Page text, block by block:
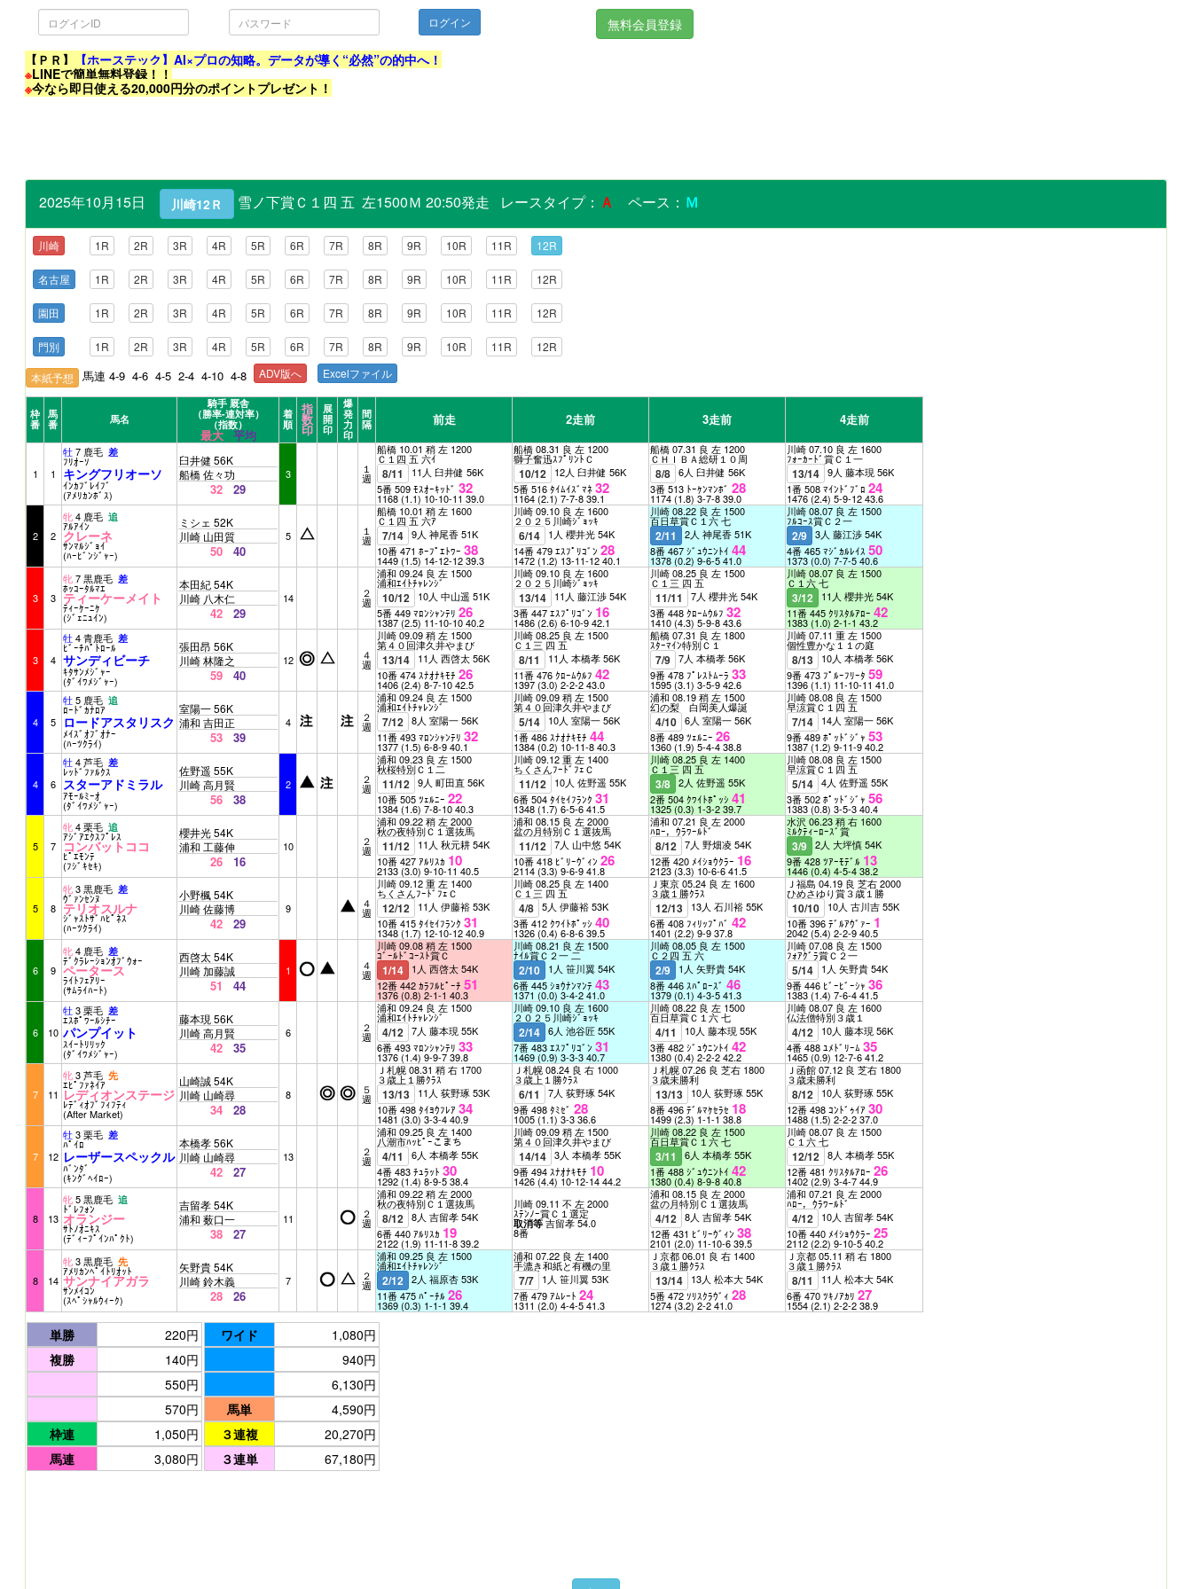
ロ
グ
イ
ID
パ
ス
ワ
ド
無料会員登録
【ＰＲ】
【ホーステック】AI×プロの知略。データが導く“必然”の的中へ！
※LINEで簡単無料登録！！
※今なら即日使える20,000円分のポイントプレゼント！
2025年10月15日 川崎12Ｒ 雪ノ下賞Ｃ１四 五 左1500Ｍ 20:50発走 レースタイプ： Ａ ペース： Ｍ
川崎 1R 2R 3R 4R 5R 6R 7R 8R 9R 10R 11R 12R
名古屋 1R 2R 3R 4R 5R 6R 7R 8R 9R 10R 11R 12R
園田 1R 2R 3R 4R 5R 6R 7R 8R 9R 10R 11R 12R
門別 1R 2R 3R 4R 5R 6R 7R 8R 9R 10R 11R 12R
本紙予想 馬連 4-9 4-6 4-5 2-4 4-10 4-8 ADV版へ Excelファイル
枠
番
馬
番
馬名
騎手 厩舎
（勝率-連対率）
（指数）
最大 平均
着
順
指
数
印
展
開
印
爆
発
力
印
間
隔
前走 2走前 3走前 4走前
1 1
牡7 鹿毛差
ﾌﾘｵｰｿ
キングフリオーソ
ｲﾝｶﾌﾞﾚｲﾌﾞ
(ｱﾒﾘｶﾝﾎﾞｽ)
臼井健 56K
船橋 佐々功
32 29
3 １
週
船橋 10.01 稍 左 1200
Ｃ１四 五 六ｲ
8/11
11人 臼井健 56K
5番 509 ﾓｽｵｰｷｯﾄﾞ32
1168(1.1) 10-10-11 39.0
船橋 08.31 良 左 1200
獅子奮迅ｽﾌﾟﾘﾝﾄＣ
10/12
12人 臼井健 56K
5番 516 ﾀｲﾑｲｽﾞﾏﾈ32
1164(2.1) 7-7-839.1
船橋 07.31 良 左 1200
ＣＨＩＢＡ総研１０周
8/8 6人 臼井健 56K
3番 513 ﾄｰｹﾝﾏﾝﾎﾞ28
1174(1.8) 3-7-839.0
川崎 07.10 良 左 1600
ﾌｫｰｶｰﾄﾞ賞Ｃ１一
13/14 9人 藤本現 56K
1番 508 ﾏｲﾝﾄﾞﾌﾞﾛ24
1476(2.4) 5-9-1243.6
2 2
牝4 鹿毛追
ｱﾙｱｲﾝ
クレーネ
ｻﾝﾏﾙｼﾞｮｲ
(ﾊｰﾋﾞﾝｼﾞｬｰ)
ミシェ 52K
川崎 山田質
50 40
5 １
週
船橋 10.01 稍 左 1600
Ｃ１四 五 六ｱ
7/14 9人 神尾香 51K
10番 471 ﾎｰﾌﾟｴﾄﾜｰ38
1449(1.5) 14-12-1239.3
川崎 09.10 良 左 1600
２０２５川崎ｼﾞｮｯｷ
6/14
1人 櫻井光 54K
14番 479 ｴｽﾌﾟﾘｺﾞﾝ28
1472(1.2) 13-11-1240.1
川崎 08.22 良 左 1500
百日草賞Ｃ１六 七
2/11
2人 神尾香 51K
8番 467 ｼﾞｭｳﾆﾝﾄｲ44
1378(0.2) 9-6-541.0
川崎 08.07 良 左 1500
ﾌﾙｺｰｽ賞Ｃ２一
2/9 3人 藤江渉 54K
4番 465 ﾏｼﾞｶﾙﾚｲｽ50
1373(0.0) 7-7-540.6
3 3
牝7 黒鹿毛差
ﾎｯｺｰﾀﾙﾏｴ
ティーケーメイト
ﾃｨｰｹｰﾆｹ
(ｼﾞｪﾆｭｲﾝ)
本田紀 54K
川崎 八木仁
42 29
14 ２
週
浦和 09.24 良 左 1500
浦和ｴｲﾄﾁｬﾚﾝｼﾞ
10/12
10人 中山遥 51K
5番 449 ﾏﾛﾝｼｬﾝﾃﾘ26
1387(2.5) 11-10-1040.2
川崎 09.10 良 左 1600
２０２５川崎ｼﾞｮｯｷ
13/14
11人 藤江渉 54K
3番 447 ｴｽﾌﾟﾘｺﾞﾝ 16
1486(2.6) 6-10-942.1
川崎 08.25 良 左 1500
Ｃ１三 四 五
11/11
7人 櫻井光 54K
3番 448 ｸﾛｰﾑｳﾙﾌ32
1410(4.3) 5-9-843.6
川崎 08.07 良 左 1500
Ｃ１六 七
3/12
11人 櫻井光 54K
11番 445 ｸﾘｽﾀﾙｱﾛｰ42
1383(1.0) 2-1-1 43.2
3 4
牡4 青鹿毛差
ﾋﾞｰﾁﾊﾟﾄﾛｰﾙ
サンディビーチ
ｷﾀｻﾝﾒｼﾞｬｰ
(ﾀﾞｲﾜﾒｼﾞｬｰ)
張田昂 56K
川崎 林隆之
59 40
12 ４
週
川崎 09.09 稍 左 1500
第４０回津久井やまび
13/14
11人 西啓太 56K
10番 474 ｽﾅｵﾅｷﾓﾁ26
1406(2.4) 8-7-1042.5
川崎 08.25 良 左 1500
Ｃ１三 四 五
8/11
11人 本橋孝 56K
11番 476 ｸﾛｰﾑｳﾙﾌ42
1397(3.0) 2-2-243.0
船橋 07.31 良 左 1800
ｽﾀｰﾏｲﾝ特別Ｃ１
7/9 7人 本橋孝 56K
9番 478 ﾌﾟﾚｽﾄﾑｰﾗ33
1595(3.1) 3-5-942.6
川崎 07.11 重 左 1500
個性豊かな１１の庭
8/13
10人 本橋孝 56K
9番 473 ﾌﾟﾙｰﾌﾘｰﾀ59
1396(1.1) 11-10-11 41.0
4 5
牡5 鹿毛追
ﾛｰﾄﾞｶﾅﾛｱ
ロードアスタリスク
ﾒｲｽﾞｵﾌﾞｵﾅｰ
(ﾊｰﾂｸﾗｲ)
室陽一 56K
浦和 吉田正
53 39
4 ２
週
浦和 09.24 良 左 1500
浦和ｴｲﾄﾁｬﾚﾝｼﾞ
7/12 8人 室陽一 56K
11番 493 ﾏﾛﾝｼｬﾝﾃﾘ32
1377(1.5) 6-8-940.1
川崎 09.09 稍 左 1500
第４０回津久井やまび
5/14
10人 室陽一 56K
1番 486 ｽﾅｵﾅｷﾓﾁ44
1384(0.2) 10-11-840.3
浦和 08.19 稍 左 1500
幻の梨 白岡美人爆誕
4/10 6人 室陽一 56K
8番 489 ﾂｪﾙﾆｰ26
1360(1.9) 5-4-438.8
川崎 08.08 良 左 1500
早涼賞Ｃ１四 五
7/14
14人 室陽一 56K
9番 489 ﾎﾟｯﾄﾞｼﾞｬ53
1387(1.2) 9-11-940.2
4 6
牡4 芦毛差
ﾚｯﾄﾞﾌｧﾙｸｽ
スターアドミラル
ｱﾓｰﾙﾐｰｵ
(ﾀﾞｲﾜﾒｼﾞｬｰ)
佐野遥 55K
川崎 高月賢
56 38
2 ２
週
浦和 09.23 良 左 1500
秋桜特別Ｃ１二
11/12 9人 町田直 56K
10番 505 ﾂｪﾙﾆｰ22
1384(1.6) 7-8-1040.3
川崎 09.12 重 左 1400
ちくさんﾌｰﾄﾞﾌｪＣ
11/12
10人 佐野遥 55K
6番 504 ﾀｲｾｲﾌﾗﾝｸ31
1348(1.7) 6-5-641.5
川崎 08.25 良 左 1400
Ｃ１三 四 五
3/8 2人 佐野遥 55K
2番 504 ｸﾜｲﾄﾎﾟｯｼ41
1325(0.3) 1-3-239.7
川崎 08.08 良 左 1500
早涼賞Ｃ１四 五
5/14 4人 佐野遥 55K
3番 502 ﾎﾟｯﾄﾞｼﾞｬ56
1383(0.8) 3-5-340.4
5 7
牝4 栗毛追
ｱｼﾞｱｴｸｽﾌﾟﾚｽ
コンバットココ
ﾋﾟｴﾓﾝﾃ
(ﾌｼﾞｷｾｷ)
櫻井光 54K
浦和 工藤伸
26 16
10 ２
週
浦和 09.22 稍 左 2000
秋の夜特別Ｃ１選抜馬
11/12
11人 秋元耕 54K
10番 427 ｱﾙﾘｽｶ 10
2133(3.0) 9-10-11 40.5
浦和 08.15 良 左 2000
盆の月特別Ｃ１選抜馬
11/12 7人 山中悠 54K
10番 418 ﾋﾞﾘｰｳﾞｨﾝ26
2114(3.3) 9-6-941.8
浦和 07.21 良 左 2000
ﾊﾛｰ，ｳﾗﾜｰﾙﾄﾞ
8/12 7人 野畑凌 54K
12番 420 ﾒｲｼｮｳｸﾗｰ 16
2123(3.3) 10-6-641.5
水沢 06.23 稍 右 1600
ﾐﾙｸﾃｨｰﾛｰｽﾞ賞
3/9 2人 大坪慎 54K
9番 428 ﾂｱｰﾓﾃﾞﾙ 13
1446(0.4) 4-5-438.2
5 8
牝3 黒鹿毛差
ｳﾞｧﾝｾﾝﾇ
テリオスルナ
ｼﾞｬｽﾄｻﾞﾊﾋﾟﾈｽ
(ﾊｰﾂｸﾗｲ)
小野楓 54K
川崎 佐藤博
42 29
9 ４
週
川崎 09.12 重 左 1400
ちくさんﾌｰﾄﾞﾌｪＣ
12/12
11人 伊藤裕 53K
10番 415 ﾀｲｾｲﾌﾗﾝｸ31
1348(1.7) 12-10-1240.9
川崎 08.25 良 左 1400
Ｃ１三 四 五
4/8 5人 伊藤裕 53K
3番 412 ｸﾜｲﾄﾎﾟｯｼ40
1326(0.4) 6-8-639.5
Ｊ東京 05.24 良 左 1600
３歳１勝ｸﾗｽ
12/13
13人 石川裕 55K
6番 408 ﾌｨﾘｯﾌﾟﾊﾞ42
1401(2.2) 9-937.8
Ｊ福島 04.19 良 芝右 2000
ひめさゆり賞３歳１勝
10/10
10人 古川吉 55K
10番 396 ﾃﾞﾙｱｳﾞｧｰ 1
2042(5.4) 2-2-940.5
6 9
牝4 鹿毛差
ﾃﾞｸﾗﾚｰｼｮﾝｵﾌﾞｳｫｰ
ペータース
ﾗｲﾄﾌｪｱﾘｰ
(ｻﾑﾗｲﾊｰﾄ)
西啓太 54K
川崎 加藤誠
51 44
1 ４
週
川崎 09.08 稍 左 1500
ｺﾞｰﾙﾄﾞｺｰｽﾄ賞Ｃ
1/14
1人 西啓太 54K
12番 442 ｶﾗﾌﾙﾋﾟｰﾁ51
1376(0.8) 2-1-1 40.3
川崎 08.21 良 左 1500
ﾅｲﾙ賞Ｃ２一 二
2/10
1人 笹川翼 54K
6番 445 ｼｮｳﾅﾝﾏﾝﾃ43
1371(0.0) 3-4-241.0
川崎 08.05 良 左 1500
Ｃ２四 五 六
2/9
1人 矢野貴 54K
8番 446 ｽﾊﾟﾛｰｽﾞ46
1379(0.1) 4-3-541.3
川崎 07.08 良 左 1500
ﾌｫｱｸﾞﾗ賞Ｃ２一
5/14
1人 矢野貴 54K
9番 446 ﾋﾞｰﾋﾞｰｼｬ36
1383(1.4) 7-6-441.5
6 10
牡3 栗毛差
ｴｽﾎﾟﾜｰﾙｼﾁｰ
パンプイット
ｽｲｰﾄﾘﾘｯｸ
(ﾀﾞｲﾜﾒｼﾞｬｰ)
藤本現 56K
川崎 高月賢
42 35
6 ２
週
浦和 09.24 良 左 1500
浦和ｴｲﾄﾁｬﾚﾝｼﾞ
4/12 7人 藤本現 55K
6番 493 ﾏﾛﾝｼｬﾝﾃﾘ33
1376(1.4) 9-9-739.8
川崎 09.10 良 左 1600
２０２５川崎ｼﾞｮｯｷ
2/14 6人 池谷匠 55K
7番 483 ｴｽﾌﾟﾘｺﾞﾝ31
1469(0.9) 3-3-340.7
川崎 08.22 良 左 1500
百日草賞Ｃ１六 七
4/11
10人 藤本現 55K
3番 482 ｼﾞｭｳﾆﾝﾄｲ42
1380(0.4) 2-2-242.2
川崎 08.07 良 左 1600
仏法僧特別３歳１
4/12
10人 藤本現 56K
4番 488 ﾕﾒﾄﾞﾘｰﾑ35
1465(0.9) 12-7-641.2
7 11
牝3 芦毛先
ｴﾋﾟﾌｧﾈｲｱ
レディオンステージ
ﾚﾃﾞｨｵﾌﾞﾌｨﾌﾃｨ
(After Market)
山崎誠 54K
川崎 山崎尋
34 28
8 ５
週
Ｊ札幌 08.31 稍 右 1700
３歳上１勝ｸﾗｽ
13/13
11人 荻野琢 53K
10番 498 ﾀｲﾖｳﾌﾚｱ34
1481(3.0)3-3-440.9
Ｊ札幌 08.24 良 右 1000
３歳上１勝ｸﾗｽ
6/11
7人 荻野琢 54K
9番 498 ﾀﾐｾﾞ28
1005(1.1) 3-336.6
Ｊ札幌 07.26 良 芝右 1800
３歳未勝利
13/13
10人 荻野琢 55K
8番 496 ﾃﾞﾙﾏｹｾﾗｾ 18
1499(2.3) 1-1-138.8
Ｊ函館 07.12 良 芝右 1800
３歳未勝利
8/12
10人 荻野琢 55K
12番 498 ｺﾝﾄﾞｩｲｱ30
1488(1.5) 2-2-237.0
7 12
牡3 栗毛差
ﾊﾟｲﾛ
レーザースペックル
ﾊﾞﾝﾀﾞ
(ｷﾝｸﾞﾍｲﾛｰ)
本橋孝 56K
川崎 山崎尋
42 27
13 ２
週
浦和 09.25 良 左 1400
八潮市ﾊｯﾋﾟｰこまち
4/11
6人 本橋孝 55K
4番 483 ﾁｭﾗｯﾄ30
1292(1.4) 8-9-538.4
川崎 09.09 稍 左 1500
第４０回津久井やまび
14/14 3人 本橋孝 55K
9番 494 ｽﾅｵﾅｷﾓﾁ 10
1426(4.4) 10-12-1444.2
川崎 08.22 良 左 1500
百日草賞Ｃ１六 七
3/11
6人 本橋孝 55K
1番 488 ｼﾞｭｳﾆﾝﾄｲ42
1380(0.4) 8-9-840.8
川崎 08.07 良 左 1500
Ｃ１六 七
12/12 8人 本橋孝 55K
12番 481 ｸﾘｽﾀﾙｱﾛｰ26
1402(2.9) 3-4-744.9
8 13
牝5 黒鹿毛追
ﾄﾞﾚﾌｫﾝ
オランジー
ｻﾄﾉｵﾆｷｽ
(ﾃﾞｨｰﾌﾟｲﾝﾊﾟｸﾄ)
吉留孝 54K
浦和 薮口一
38 27
11 ２
週
浦和 09.22 稍 左 2000
秋の夜特別Ｃ１選抜馬
8/12 8人 吉留孝 54K
6番 440 ｱﾙﾘｽｶ 19
2122(1.9) 11-11-839.2
川崎 09.11 不 左 2000
ｽﾃﾝﾉｰ賞Ｃ１選定
取消等吉留孝 54.0
8番
浦和 08.15 良 左 2000
盆の月特別Ｃ１選抜馬
4/12 8人 吉留孝 54K
12番 431 ﾋﾞﾘｰｳﾞｨﾝ38
2101(2.0) 11-10-639.5
浦和 07.21 良 左 2000
ﾊﾛｰ，ｳﾗﾜｰﾙﾄﾞ
4/12
10人 吉留孝 54K
10番 440 ﾒｲｼｮｳｸﾗｰ25
2112(2.2) 9-10-540.2
8 14
牝3 黒鹿毛先
ｱﾒﾘｶﾝﾍﾟｲﾄﾘｵｯﾄ
サンナイアガラ
ｻﾝﾒｲｺﾝ
(ｽﾍﾟｼｬﾙｳｨｰｸ)
矢野貴 54K
川崎 鈴木義
28 26
7 ２
週
浦和 09.25 良 左 1500
浦和ｴｲﾄﾁｬﾚﾝｼﾞ
2/12 2人 福原杏 53K
11番 475 ﾊﾟｰﾁﾙ26
1369(0.3) 1-1-1 39.4
浦和 07.22 良 左 1400
手漉き和紙と有機の里
7/7
1人 笹川翼 53K
7番 479 ｱﾑﾚｰﾄ24
1311(2.0) 4-4-541.3
Ｊ京都 06.01 良 右 1400
３歳１勝ｸﾗｽ
13/14
13人 松本大 54K
5番 472 ｿﾘｽｸﾗｳﾞｨ28
1274(3.2)2-241.0
Ｊ京都 05.11 稍 右 1800
３歳１勝ｸﾗｽ
8/11
11人 松本大 54K
6番 470 ﾂｷﾉｱｶﾘ27
1554(2.1)2-2-238.9
単勝
220円
複勝
140円
550円
570円
枠連
1,050円
馬連
3,080円
ワイド
1,080円
940円
6,130円
馬単
4,590円
３連複
20,270円
３連単
67,180円